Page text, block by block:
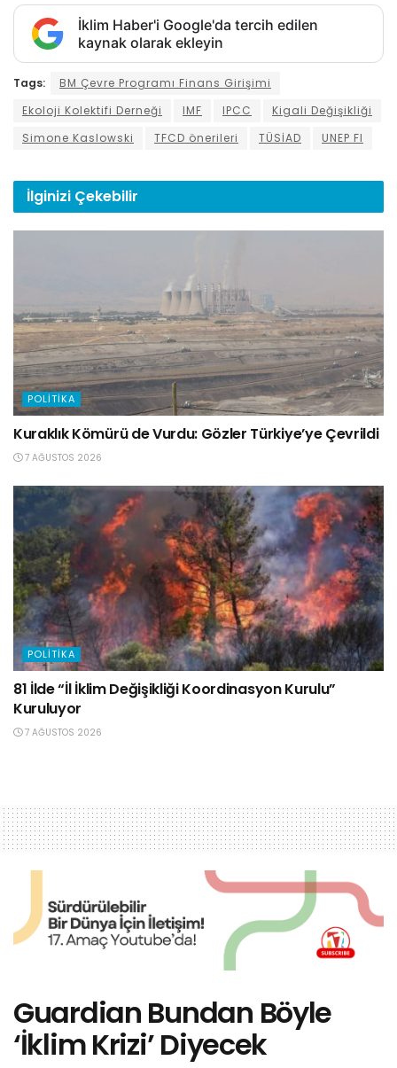
İklim Haber'i Google'da tercih edilen
kaynak olarak ekleyin
Tags:
BM Çevre Programı Finans Girişimi
Ekoloji Kolektifi Derneği
IMF IPCC
Kigali Değişikliği
Simone Kaslowski
TFCD önerileri TÜSİAD UNEP FI
İlginizi Çekebilir
POLITIKA
Kuraklık Kömürü de Vurdu: Gözler Türkiye’ye Çevrildi
7 AĞUSTOS 2026
POLITIKA
81 İlde “İl İklim Değişikliği Koordinasyon Kurulu”
Kuruluyor
7 AĞUSTOS 2026
Guardian Bundan Böyle
‘İklim Krizi’ Diyecek